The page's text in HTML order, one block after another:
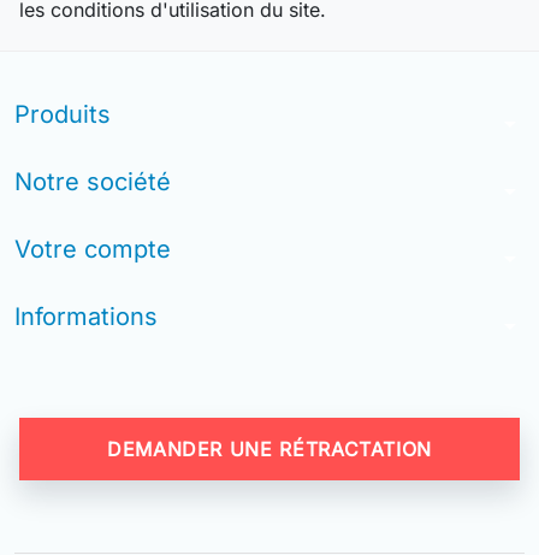
les conditions d'utilisation du site.
Produits
Notre société
Votre compte
Informations
DEMANDER UNE RÉTRACTATION